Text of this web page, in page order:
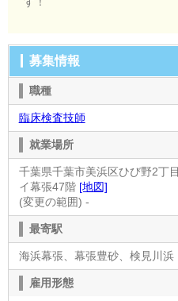
募集情報
職種
臨床検査技師
就業場所
千葉県千葉市美浜区ひび野2丁
イ幕張47階 [地図]
(変更の範囲) -
最寄駅
海浜幕張、幕張豊砂、検見川浜
雇用形態